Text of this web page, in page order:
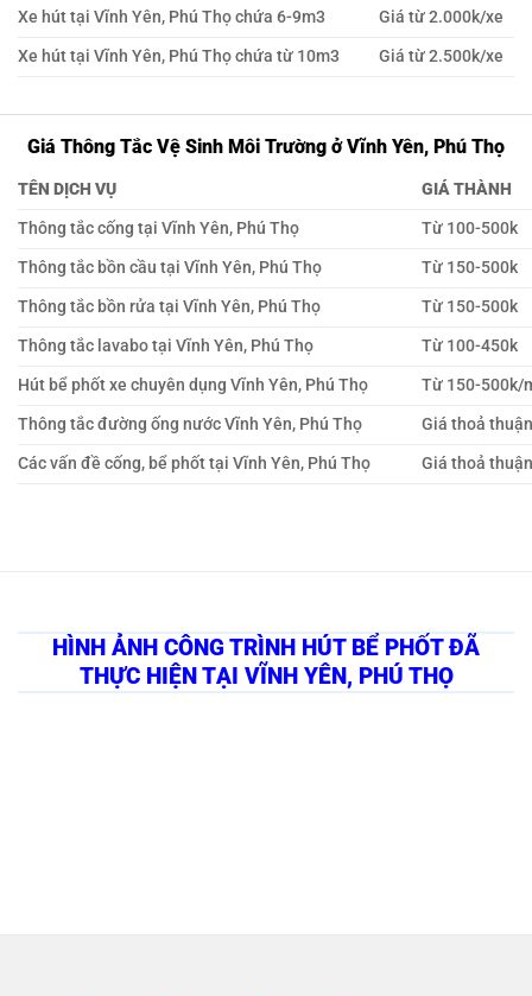
Xe hút tại Vĩnh Yên, Phú Thọ chứa 6-9m3
Giá từ 2.000k/xe
Xe hút tại Vĩnh Yên, Phú Thọ chứa từ 10m3
Giá từ 2.500k/xe
Giá Thông Tắc Vệ Sinh Môi Trường ở Vĩnh Yên, Phú Thọ
TÊN DỊCH VỤ
GIÁ THÀNH
Thông tắc cống tại Vĩnh Yên, Phú Thọ
Từ 100-500k
Thông tắc bồn cầu tại Vĩnh Yên, Phú Thọ
Từ 150-500k
Thông tắc bồn rửa tại Vĩnh Yên, Phú Thọ
Từ 150-500k
Thông tắc lavabo tại Vĩnh Yên, Phú Thọ
Từ 100-450k
Hút bể phốt xe chuyên dụng Vĩnh Yên, Phú Thọ
Từ 150-500k/
Thông tắc đường ống nước Vĩnh Yên, Phú Thọ
Giá thoả
Các vấn đề cống, bể phốt tại Vĩnh Yên, Phú Thọ
Giá thoả
HÌNH ẢNH CÔNG TRÌNH HÚT BỂ PHỐT ĐÃ
THỰC HIỆN TẠI VĨNH YÊN, PHÚ THỌ